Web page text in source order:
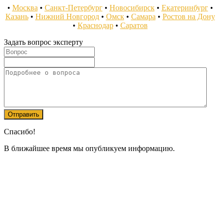
• Москва • Санкт-Петербург• Новосибирск• Екатеринбург•
Казань• Нижний Новгород• Омск• Самара • Ростов на Дону
• Краснодар• Саратов
Задать вопрос эксперту
Спасибо!
В ближайшее время мы опубликуем информацию.